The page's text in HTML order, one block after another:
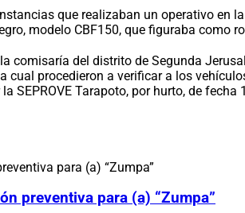
que realizaban un operativo en
modelo CBF150, que figuraba como
comisaría del distrito de Segunda
cual procedieron a verificar a los
SEPROVE Tarapoto, por hurto, de
preventiva para (a) “Zumpa”